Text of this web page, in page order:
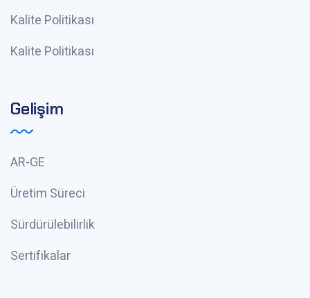
Kalite Politikası
Kalite Politikası
Gelişim
AR-GE
Üretim Süreci
Sürdürülebilirlik
Sertifikalar